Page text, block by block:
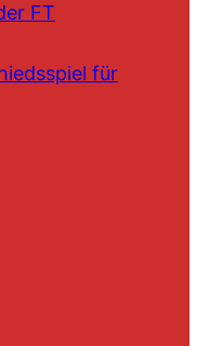
FT
für